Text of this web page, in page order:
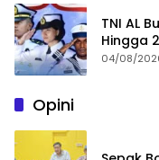
TNI AL
Hingga
04/08/
Opini